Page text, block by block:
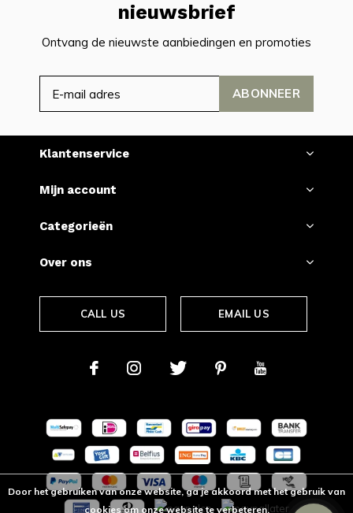
nieuwsbrief
Ontvang de nieuwste aanbiedingen en promoties
ABONNEER
Klantenservice
Mijn account
Categorieën
Over ons
CALL US EMAIL US
Door het gebruiken van onze website, ga je akkoord met het gebruik van
cookies om onze website te verbeteren.